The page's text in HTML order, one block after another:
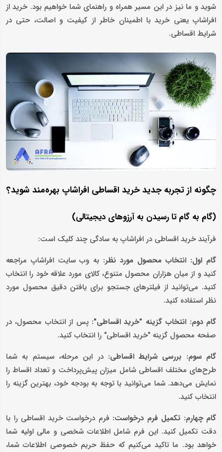
شوید و ما نیز در این مسیر همراه و راهنمای شما خواهیم بود. خرید از
افراشاپ یعنی خرید با اطمینان خاطر از کیفیت و اصالت، حتی در
شرایط اقساطی.
چگونه از تجربه جدید خرید اقساطی افراشاپ بهره‌مند شوید؟
(گام به گام تا رسیدن به آرزوهای دیجیتالی)
فرآیند خرید اقساطی در افراشاپ به سادگی چند کلیک است:
گام اول: انتخاب محصول مورد نظر: به وب ‌سایت افراشاپ مراجعه
کنید و از میان هزاران محصول متنوع، کالای مورد علاقه خود را انتخاب
کنید. می‌توانید از فیلترهای جستجو برای یافتن دقیق محصول مورد
نظر استفاده کنید.
گام دوم: انتخاب گزینه "خرید اقساطی": پس از انتخاب محصول، در
صفحه محصول گزینه "خرید اقساطی" را انتخاب کنید.
گام سوم: بررسی شرایط اقساطی: در این مرحله، سیستم به شما
طرح‌های مختلف اقساطی شامل میزان پیش‌پرداخت و تعداد اقساط را
نمایش می‌دهد. شما می‌توانید با توجه به بودجه خود، بهترین گزینه را
انتخاب کنید.
گام چهارم: تکمیل فرم درخواست: فرم درخواست خرید اقساطی را با
دقت تکمیل کنید. این فرم شامل اطلاعات شخصی و مالی اولیه شما
خواهد بود. ما تاکید می‌کنیم که حفظ حریم خصوصی اطلاعات شما،